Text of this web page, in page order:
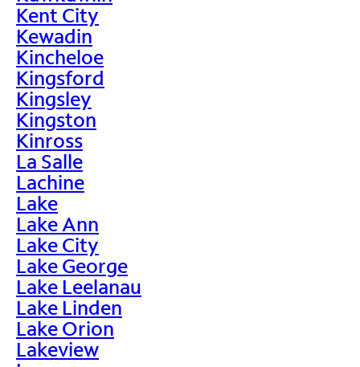
Kent City
Kewadin
Kincheloe
Kingsford
Kingsley
Kingston
Kinross
La Salle
Lachine
Lake
Lake Ann
Lake City
Lake George
Lake Leelanau
Lake Linden
Lake Orion
Lakeview